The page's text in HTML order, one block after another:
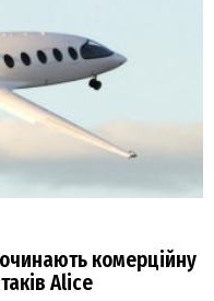
комерційну
Alice